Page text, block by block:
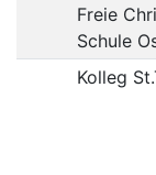
Freie
Schule
Kolleg